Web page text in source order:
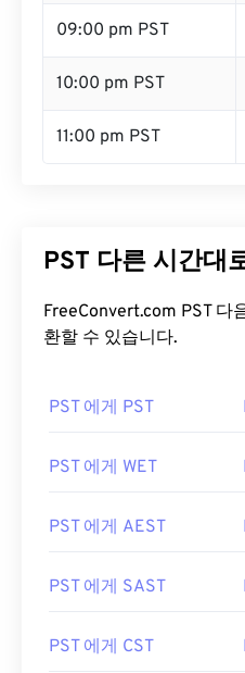
09:00 pm PST
10:00 pm PST
11:00 pm PST
PST 다른 시간대
FreeConvert.com PST 다
환할 수 있습니다.
PST 에게 PST
PST 에게 WET
PST 에게 AEST
PST 에게 SAST
PST 에게 CST